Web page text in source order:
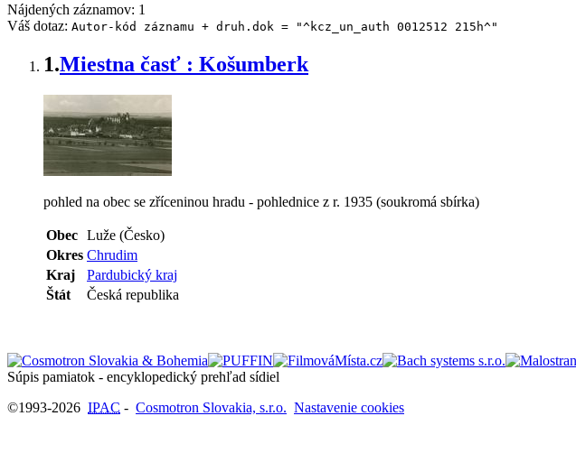
Nájdených záznamov: 1
Váš dotaz: Autor-kód záznamu + druh.dok = "^kcz_un_auth 0012512 215h^"
1.Miestna časť : Košumberk
pohled na obec se zříceninou hradu - pohlednice z r. 1935 (soukromá sbírka)
Obec Luže (Česko)
Okres Chrudim
Kraj
Pardubický kraj
Štát
Česká republika
Súpis pamiatok - encyklopedický prehľad sídiel
©1993-2026 IPAC - Cosmotron Slovakia, s.r.o. Nastavenie cookies